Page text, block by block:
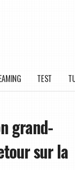
TEST
grand-
sur la